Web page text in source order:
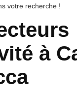
votre recherche !
à